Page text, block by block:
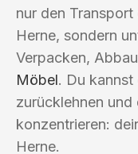
nur den
Herne, sondern
Verpacken,
Möbel. Du
zurücklehnen
konzentrieren:
Herne.